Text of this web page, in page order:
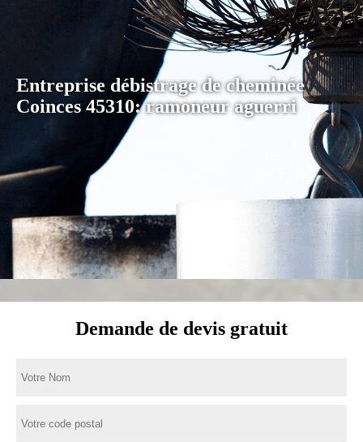
Entreprise débistrage de cheminée
Coinces 45310: ramoneur aguerri
Demande de devis gratuit